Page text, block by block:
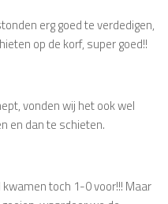
erg goed te verdedigen,
op de korf, super goed!!
vonden wij het ook wel
en dan te schieten.
toch 1-0 voor!!! Maar